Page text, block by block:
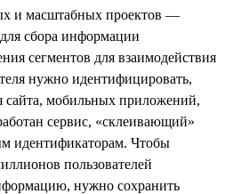
и масштабных проектов —
сбора информации
сегментов для взаимодействия
нужно идентифицировать,
сайта, мобильных приложений,
сервис, «склеивающий»
идентификаторам. Чтобы
пользователей
нужно сохранить